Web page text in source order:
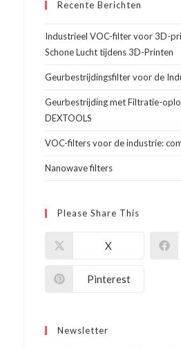
Recente Berichten
Industrieel VOC-filter voor 3D-
Schone Lucht tijdens 3D-Printen
Geurbestrijdingsfilter voor de
Geurbestrijding met Filtratie-
DEXTOOLS
VOC-filters voor de industrie:
Nanowave filters
Please Share This
X
Pinterest
Newsletter